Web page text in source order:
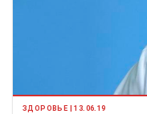
ЗДОРОВЬЕ | 13.06.19